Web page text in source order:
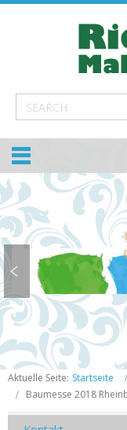
Aktuelle Seite: Startseite
Baumesse 2018